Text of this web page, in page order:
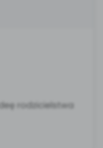
rodzicielstwa